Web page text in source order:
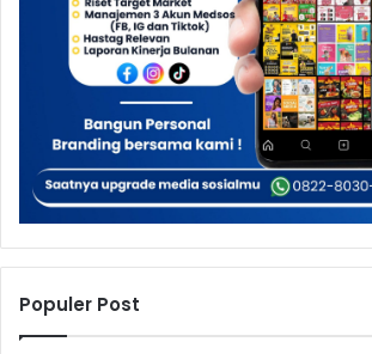
Populer Post